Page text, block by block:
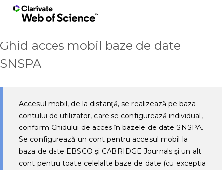
Ghid acces mobil baze de date
SNSPA
Accesul mobil, de la distanţă, se realizează pe baza
contului de utilizator, care se configurează individual,
conform Ghidului de acces în bazele de date SNSPA.
Se configurează un cont pentru accesul mobil la
baza de date EBSCO şi CABRIDGE Journals şi un alt
cont pentru toate celelalte baze de date (cu exceptia